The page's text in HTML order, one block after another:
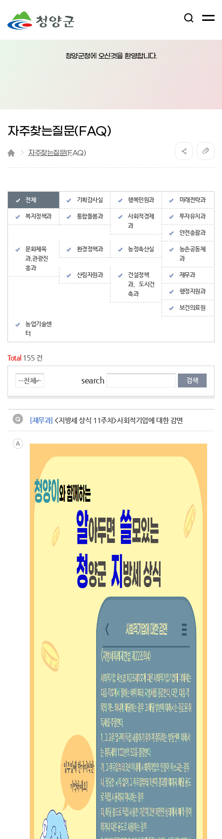
검
어
청양군청에 오신것을 환영합니다.
자주찾는질문(FAQ)
자주찾는질문(FAQ)
전체 기획감사실 행복민원과 미래전략과
복지정책과 통합돌봄과
사회적경제
과
투자유치과
안전총괄과
문화체육
과,관광진
흥과
환경정책과 농정축산실
농촌공동체
과
산림자원과
건설정책
과, 도시건
축과
재무과
행정지원과
보건의료원
농업기술센
터
Total 155 건
search
[재무과] <지방세 상식 11주차>사회적기업에 대한 감면